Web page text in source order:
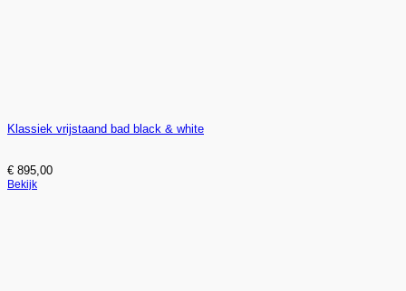
Klassiek vrijstaand bad black & white
€ 895,00
Bekijk